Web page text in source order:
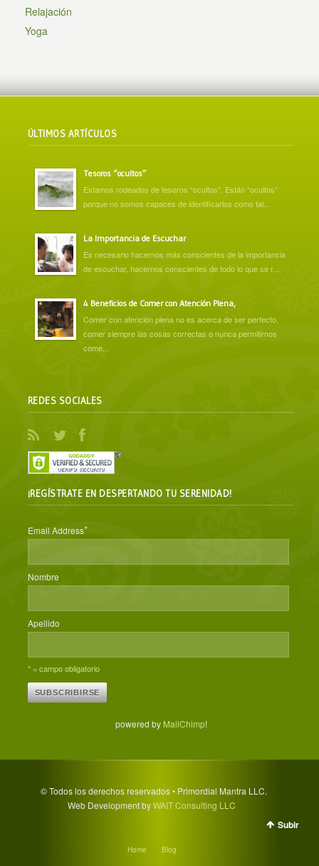
Relajación
Yoga
ÚLTIMOS ARTÍCULOS
Tesoros “ocultos”
Estamos rodeados de tesoros “ocultos”. Están “ocultos”
porque no somos capaces de identificarlos como tal...
La Importancia de Escuchar
Es necesario hacernos más conscientes de la importancia
de escuchar, hacernos conscientes de todo lo que se r...
4 Beneficios de Comer con Atención Plena,
Comer con atención plena no es acerca de ser perfecto,
comer siempre las cosas correctas o nunca permitirnos
come...
REDES SOCIALES
¡REGÍSTRATE EN DESPERTANDO TU SERENIDAD!
Email Address*
Nombre
Apellido
* = campo obligatorio
powered by MailChimp!
© Todos los derechos reservados • Primordial Mantra LLC.
Web Development byWAIT Consulting LLC
Subir
Home Blog